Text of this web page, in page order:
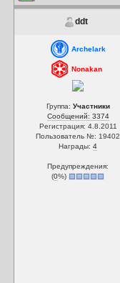
ddt
Archelark
Nonakan
Группа: Участники
Сообщений: 3374
Регистрация: 4.8.2011
Пользователь №: 19402
Награды:4
Предупреждения:
(0%)